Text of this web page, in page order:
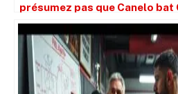
présumez pas que Canelo
simplement parce qu’il est